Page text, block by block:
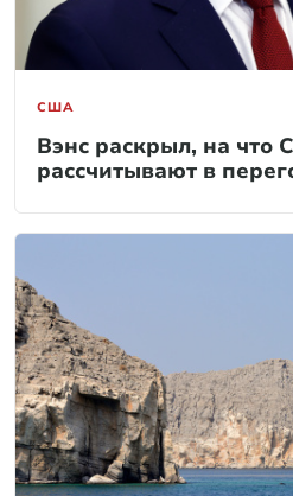
США
Вэнс раскрыл, на что
рассчитывают в